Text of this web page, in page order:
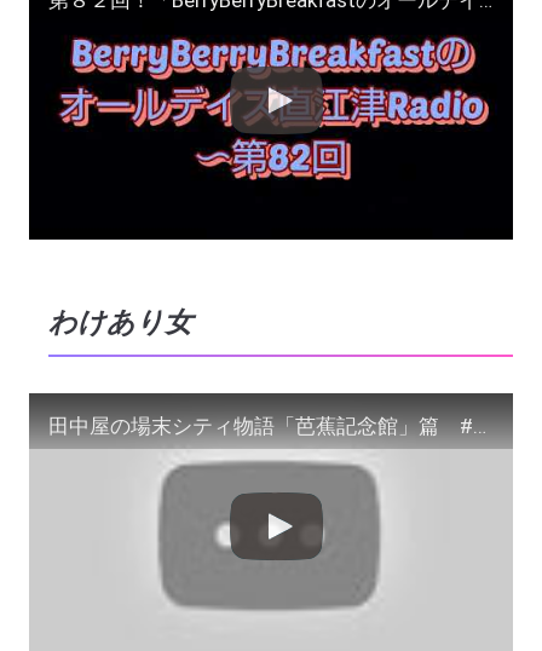
わけあり女
田中屋の場末シティ物語「芭蕉記念館」篇 #サイドカー #shorts #芭蕉記念館 #わけありの女 #スナックラジオ